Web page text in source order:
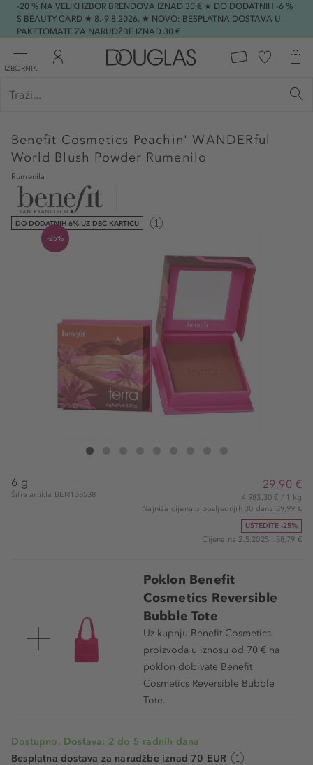
-20 % NA VELIKI IZBOR BRENDOVA IZNAD 30 € ★ DO DODATNIH -6 %
S BEAUTY CARD ★ 8.-9.8.2026. ★ NOVO: BESPLATNA DOSTAVA U
PAKETOMATE ZA NARUDŽBE IZNAD 30 €
IZBORNIK
Benefit Cosmetics Peachin' WANDERful
World Blush Powder Rumenilo
Rumenila
DO DODATNIH 6% UZ DBC KARTICU
-25%
Benefit Cosmetics Peachin' WANDERful World Blush Powder
6 g
Šifra artikla BEN138538
29,90 €
4.983,30 € / 1 kg
Najniža cijena u posljednjih 30 dana 39,99 €
UŠTEDITE -25%
Cijena na 2.5.2025.: 38,79 €
Poklon Benefit
Cosmetics Reversible
Bubble Tote
Uz kupnju Benefit Cosmetics
proizvoda u iznosu od 70 € na
poklon dobivate Benefit
Cosmetics Reversible Bubble
Tote.
Dostupno. Dostava: 2 do 5 radnih dana
Besplatna dostava za narudžbe iznad 70 EUR